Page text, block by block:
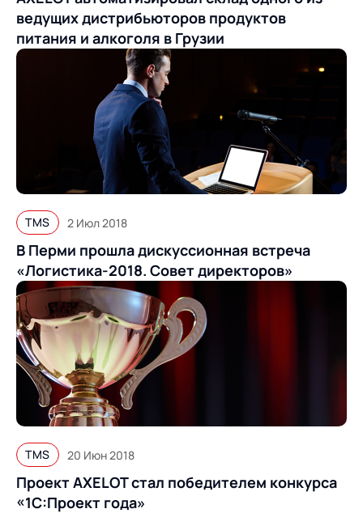
ведущих дистрибьюторов продуктов
питания и алкоголя в Грузии
TMS 2 Июл 2018
В Перми прошла дискуссионная встреча
«Логистика-2018. Совет директоров»
TMS 20 Июн 2018
Проект AXELOT стал победителем конкурса
«1С:Проект года»